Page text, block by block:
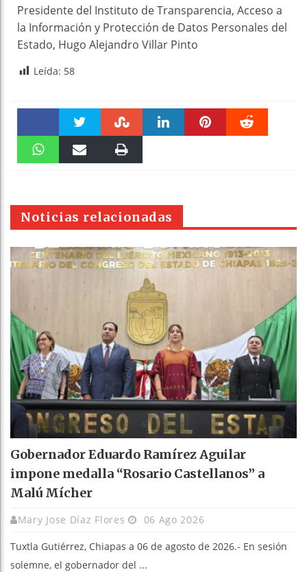
Presidente del Instituto de Transparencia, Acceso a
la Información y Protección de Datos Personales del
Estado, Hugo Alejandro Villar Pinto
Leída: 58
Faceboo Twitter Stumble
pt
Noticias relacionadas
Gobernador Eduardo Ramírez Aguilar
impone medalla “Rosario Castellanos” a
Malú Mícher
Mary Jose Díaz Flores 06 Ago 2026
Tuxtla Gutiérrez, Chiapas a 06 de agosto de 2026.- En sesión
solemne, el gobernador del ...